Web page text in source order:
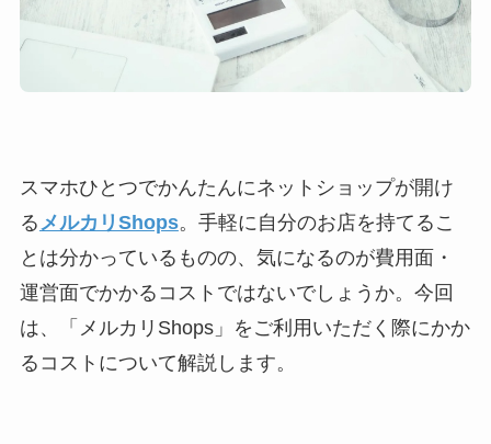
スマホひとつでかんたんにネットショップが開け
るメルカリShops。手軽に自分のお店を持てるこ
とは分かっているものの、気になるのが費用面・
運営面でかかるコストではないでしょうか。今回
は、「メルカリShops」をご利用いただく際にかか
るコストについて解説します。